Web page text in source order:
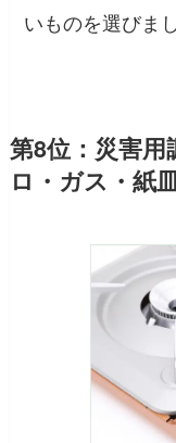
いものを選びま
第8位：災害
ロ・ガス・紙